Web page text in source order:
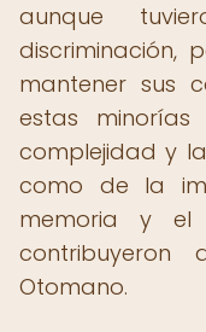
aunque
discriminación,
mantener sus
estas
complejidad y
como de la
memoria y el
Otomano.